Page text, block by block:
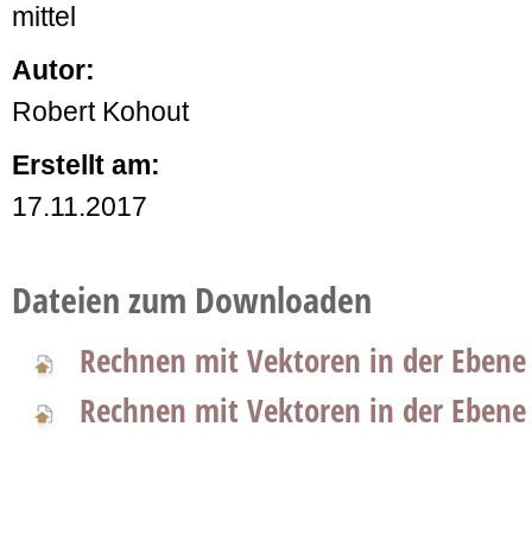
mittel
Autor:
Robert Kohout
Erstellt am:
17.11.2017
Dateien zum Downloaden
Rechnen mit Vektoren in der
Rechnen mit Vektoren in der